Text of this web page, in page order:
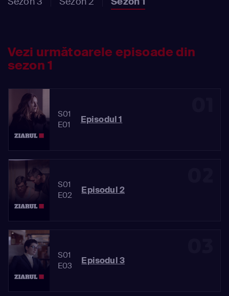
Vezi următoarele episoade din
sezon 1
S01
E01
Episodul 1
S01
E02
Episodul 2
S01
E03
Episodul 3